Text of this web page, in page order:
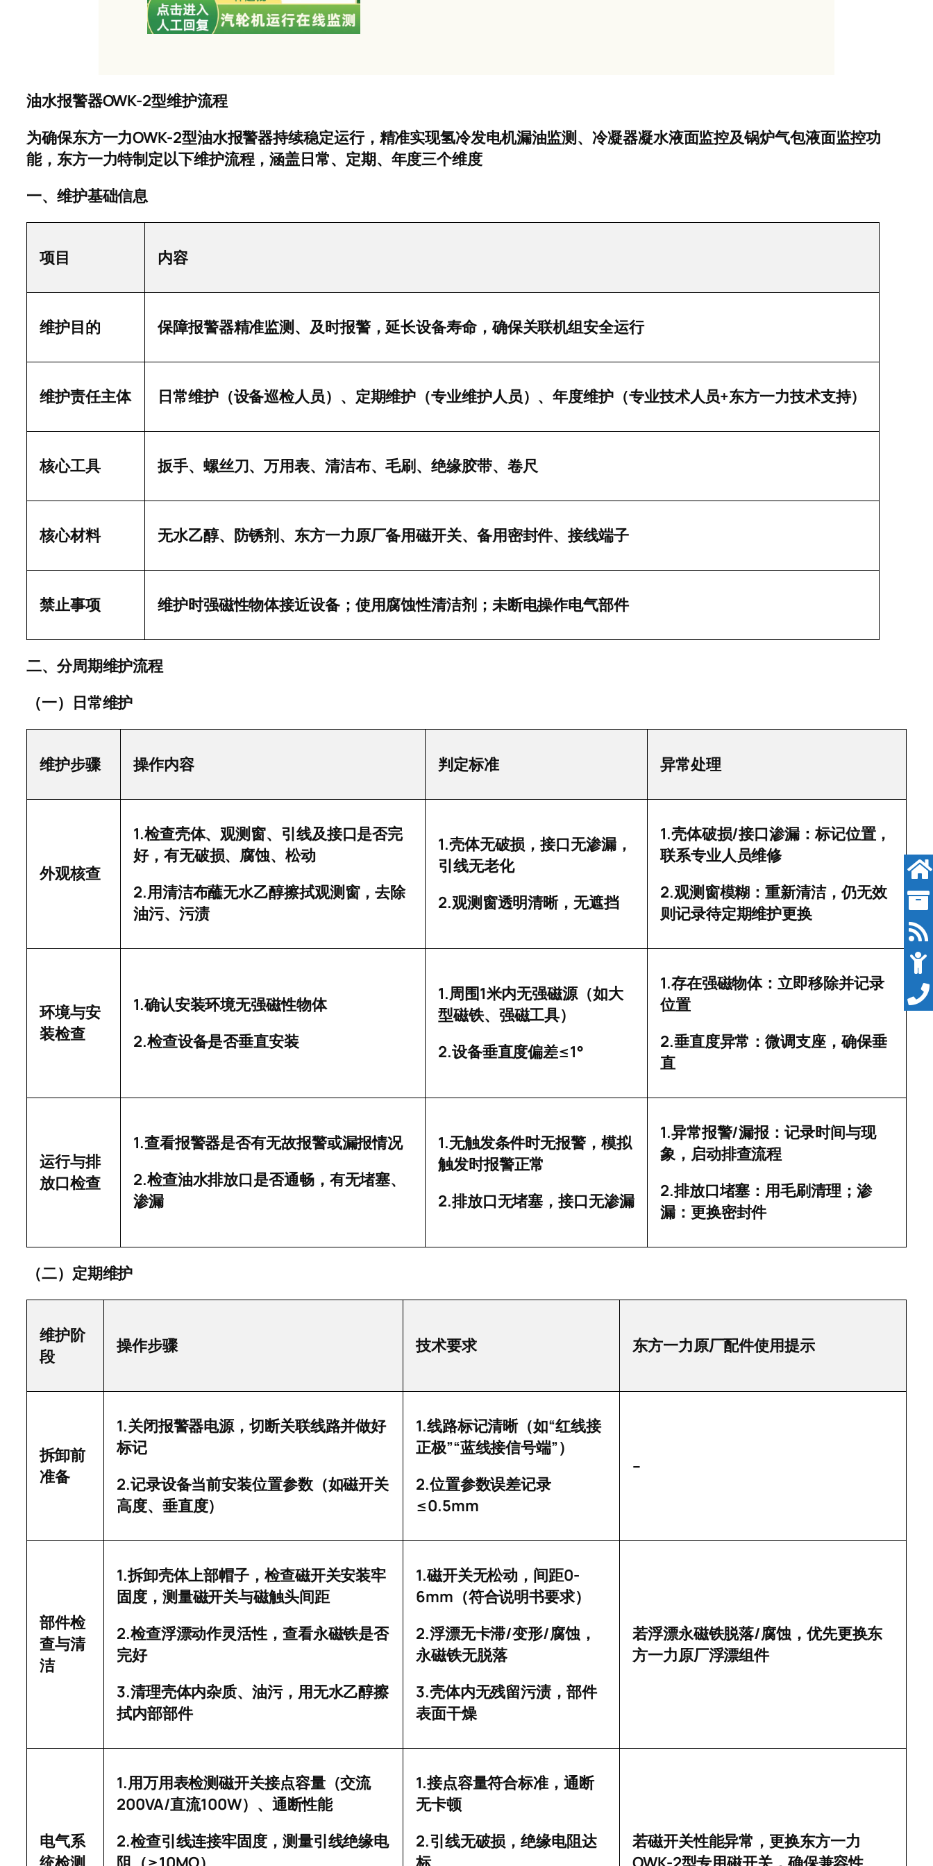
油水报警器OWK-2型维护流程
为确保东方一力OWK-2型油水报警器持续稳定运行，精准实现氢冷发电机漏油监测、冷凝器凝水液面监控及锅炉气包液面监控功
能，东方一力特制定以下维护流程，涵盖日常、定期、年度三个维度
一、维护基础信息
项目 内容
维护目的 保障报警器精准监测、及时报警，延长设备寿命，确保关联机组安全运行
维护责任主体 日常维护（设备巡检人员）、定期维护（专业维护人员）、年度维护（专业技术人员+东方一力技术支持）
核心工具 扳手、螺丝刀、万用表、清洁布、毛刷、绝缘胶带、卷尺
核心材料 无水乙醇、防锈剂、东方一力原厂备用磁开关、备用密封件、接线端子
禁止事项 维护时强磁性物体接近设备；使用腐蚀性清洁剂；未断电操作电气部件
二、分周期维护流程
（一）日常维护
维护步骤 操作内容 判定标准 异常处理
外观核查
1.检查壳体、观测窗、引线及接口是否完
好，有无破损、腐蚀、松动
2.用清洁布蘸无水乙醇擦拭观测窗，去除
油污、污渍
1.壳体无破损，接口无渗漏，
引线无老化
2.观测窗透明清晰，无遮挡
1.壳体破损/接口渗漏：标记位置，
联系专业人员维修
2.观测窗模糊：重新清洁，仍无效
则记录待定期维护更换
环境与安
装检查
1.确认安装环境无强磁性物体
2.检查设备是否垂直安装
1.周围1米内无强磁源（如大
型磁铁、强磁工具）
2.设备垂直度偏差≤1°
1.存在强磁物体：立即移除并记录
位置
2.垂直度异常：微调支座，确保垂
直
运行与排
放口检查
1.查看报警器是否有无故报警或漏报情况
2.检查油水排放口是否通畅，有无堵塞、
渗漏
1.无触发条件时无报警，模拟
触发时报警正常
2.排放口无堵塞，接口无渗漏
1.异常报警/漏报：记录时间与现
象，启动排查流程
2.排放口堵塞：用毛刷清理；渗
漏：更换密封件
（二）定期维护
维护阶
段
操作步骤 技术要求 东方一力原厂配件使用提示
拆卸前
准备
1.关闭报警器电源，切断关联线路并做好
标记
2.记录设备当前安装位置参数（如磁开关
高度、垂直度）
1.线路标记清晰（如“红线接
正极”“蓝线接信号端”）
2.位置参数误差记录
≤0.5mm
–
部件检
查与清
洁
1.拆卸壳体上部帽子，检查磁开关安装牢
固度，测量磁开关与磁触头间距
2.检查浮漂动作灵活性，查看永磁铁是否
完好
3.清理壳体内杂质、油污，用无水乙醇擦
拭内部部件
1.磁开关无松动，间距0-
6mm （符合说明书要求）
2.浮漂无卡滞/变形/腐蚀，
永磁铁无脱落
3.壳体内无残留污渍，部件
表面干燥
若浮漂永磁铁脱落/腐蚀，优先更换东
方一力原厂浮漂组件
电气系
1.用万用表检测磁开关接点容量（交流
200VA/直流100W）、通断性能
2.检查引线连接牢固度，测量引线绝缘电
1.接点容量符合标准，通断
无卡顿
2.引线无破损，绝缘电阻达
若磁开关性能异常，更换东方一力